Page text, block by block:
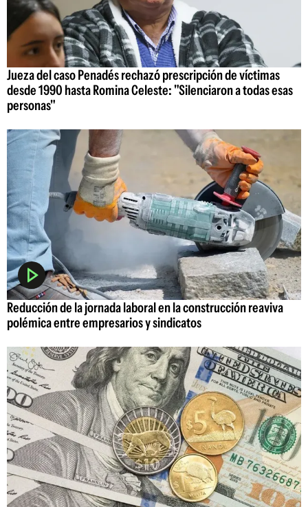
Jueza del caso Penadés rechazó prescripción de víctimas
desde 1990 hasta Romina Celeste: "Silenciaron a todas esas
personas"
Reducción de la jornada laboral en la construcción reaviva
polémica entre empresarios y sindicatos